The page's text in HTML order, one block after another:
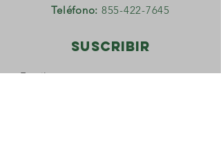
Teléfono: 855-422-7645
Suscribir
Email